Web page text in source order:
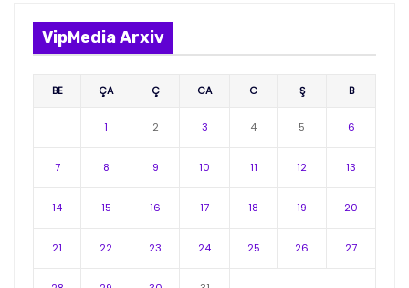
VipMedia Arxiv
BE ÇA Ç CA C Ş B
1 2 3 4 5 6
7 8 9 10 11 12 13
14 15 16 17 18 19 20
21 22 23 24 25 26 27